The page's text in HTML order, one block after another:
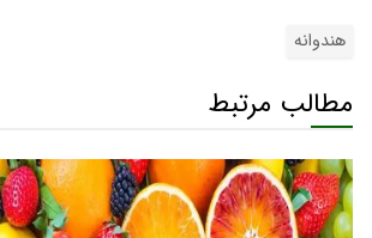
هندوانه
مطالب مرتبط